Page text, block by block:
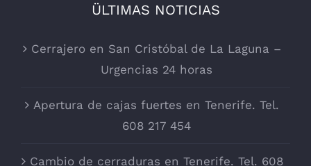
ÜLTIMAS NOTICIAS
Cerrajero en San Cristóbal de La Laguna –
Urgencias 24 horas
Apertura de cajas fuertes en Tenerife. Tel.
608 217 454
Cambio de cerraduras en Tenerife. Tel. 608